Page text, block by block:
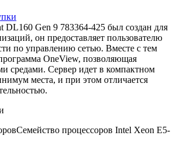
DL160 Gen 9 783364-425 был создан для
он предоставляет пользователю
по управлению сетью. Вместе с тем
OneView, позволяющая
средами. Сервер идет в компактном
места, и при этом отличается
Семейство процессоров Intel Xeon E5-